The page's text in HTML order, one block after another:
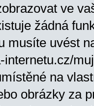
ve
žádná
musíte uvést
internetu.cz/
na
obrázky za